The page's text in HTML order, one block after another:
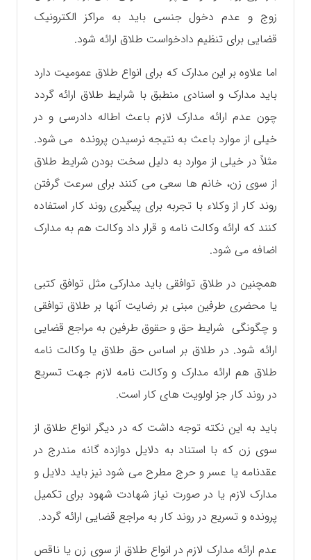
زوج و عدم دخول جنسی باید به مراکز الکترونیک
قضایی برای تنظیم دادخواست طلاق ارائه شود.
اما علاوه بر این مدارک که برای انواع طلاق عمومیت دارد
باید مدارک و اسنادی منطبق با شرایط طلاق ارائه گردد
چون عدم ارائه مدارک لازم باعث اطاله دادرسی و در
خیلی از موارد باعث به نتیجه نرسیدن پرونده می شود.
مثلاً در خیلی از موارد به دلیل سخت بودن شرایط طلاق
از سوی زن، خانم ها سعی می کنند برای سرعت گرفتن
روند کار از وکلاء با تجربه برای پیگیری روند کار استفاده
کنند که ارائه وکالت نامه و قرار داد وکالت هم به مدارک
اضافه می شود.
همچنین در طلاق توافقی باید مدارکی مثل توافق کتبی
یا محضری طرفین مبنی بر رضایت آنها بر طلاق توافقی
و چگونگی شرایط حق و حقوق طرفین به مراجع قضایی
ارائه شود. در طلاق بر اساس حق طلاق یا وکالت نامه
طلاق هم ارائه مدارک و وکالت نامه لازم جهت تسریع
در روند کار جز اولویت های کار است.
باید به این نکته توجه داشت که در دیگر انواع طلاق از
سوی زن که با استناد به دلایل دوازده گانه مندرج در
عقدنامه یا عسر و حرج مطرح می شود نیز باید دلایل و
مدارک لازم یا در صورت نیاز شهادت شهود برای تکمیل
پرونده و تسریع در روند کار به مراجع قضایی ارائه گردد.
عدم ارائه مدارک لازم در انواع طلاق از سوی زن یا ناقص